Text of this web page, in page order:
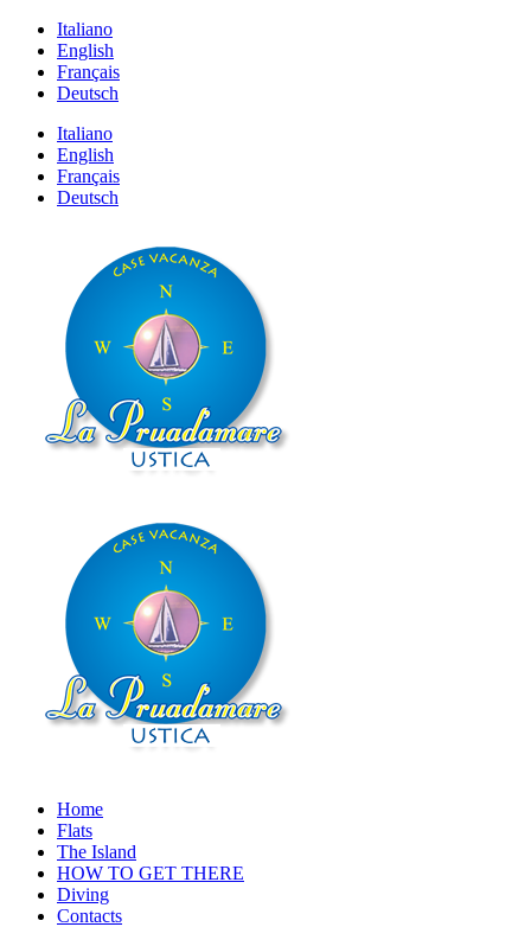
Italiano
English
Français
Deutsch
Italiano
English
Français
Deutsch
Home
Flats
The Island
HOW TO GET THERE
Diving
Contacts